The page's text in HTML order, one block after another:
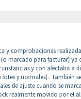
y comprobaciones
marcado para facturar) ya
y con afectaba a
lotes y normales). También
de ajuste cuando se
realmente movido por el